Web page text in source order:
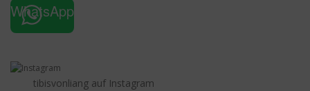
WhatsApp
tibisvonliang auf Instagram